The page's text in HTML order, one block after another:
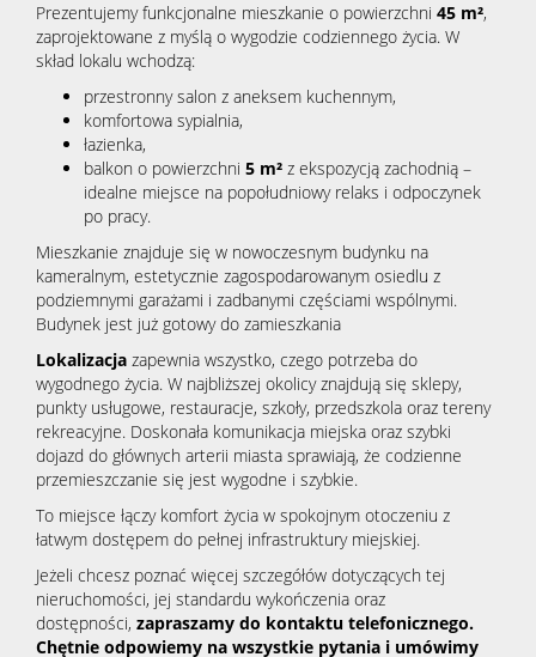
Prezentujemy funkcjonalne mieszkanie o powierzchni 45 m²,
zaprojektowane z myślą o wygodzie codziennego życia. W
skład lokalu wchodzą:
przestronny salon z aneksem kuchennym,
komfortowa sypialnia,
łazienka,
balkon o powierzchni 5 m² z ekspozycją zachodnią –
idealne miejsce na popołudniowy relaks i odpoczynek
po pracy.
Mieszkanie znajduje się w nowoczesnym budynku na
kameralnym, estetycznie zagospodarowanym osiedlu z
podziemnymi garażami i zadbanymi częściami wspólnymi.
Budynek jest już gotowy do zamieszkania
Lokalizacja zapewnia wszystko, czego potrzeba do
wygodnego życia. W najbliższej okolicy znajdują się sklepy,
punkty usługowe, restauracje, szkoły, przedszkola oraz tereny
rekreacyjne. Doskonała komunikacja miejska oraz szybki
dojazd do głównych arterii miasta sprawiają, że codzienne
przemieszczanie się jest wygodne i szybkie.
To miejsce łączy komfort życia w spokojnym otoczeniu z
łatwym dostępem do pełnej infrastruktury miejskiej.
Jeżeli chcesz poznać więcej szczegółów dotyczących tej
nieruchomości, jej standardu wykończenia oraz
dostępności, zapraszamy do kontaktu telefonicznego.
Chętnie odpowiemy na wszystkie pytania i umówimy